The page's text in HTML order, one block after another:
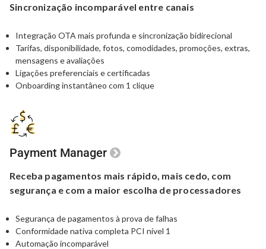
Sincronização incomparável entre canais
Integração OTA mais profunda e sincronização bidirecional
Tarifas, disponibilidade, fotos, comodidades, promoções, extras,
mensagens e avaliações
Ligações preferenciais e certificadas
Onboarding instantâneo com 1 clique
Payment Manager
Receba pagamentos mais rápido, mais cedo, com
segurança e com a maior escolha de processadores
Segurança de pagamentos à prova de falhas
Conformidade nativa completa PCI nível 1
Automação incomparável